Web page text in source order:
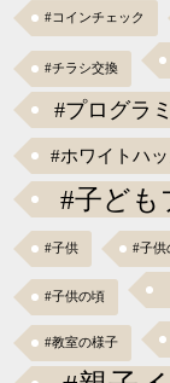
#コインチェック
#チラシ交換
#プログラ
#ホワイトハ
#子ども
#子供 #子供
#子供の頃
#教室の様子